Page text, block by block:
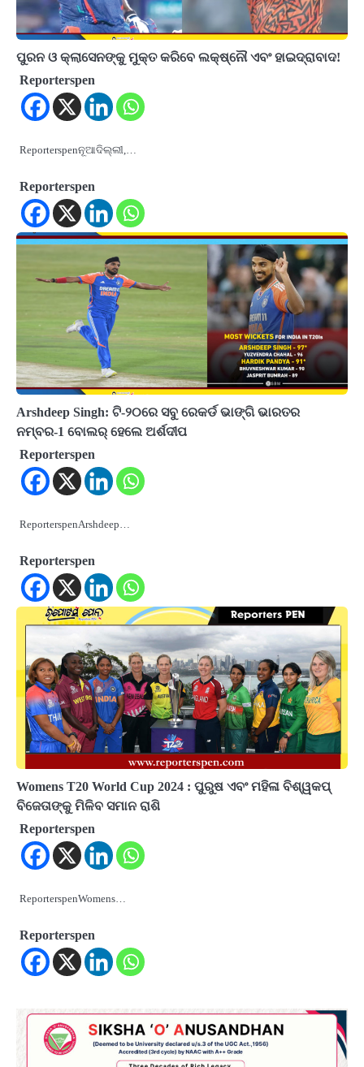
ପୁରନ ଓ କ୍ଲାସେନଙ୍କୁ ମୁକ୍ତ କରିବେ ଲକ୍ଷ୍ନୌ ଏବଂ ହାଇଦ୍ରାବାଦ!
Reporterspen
Reporterspenନୂଆଦିଲ୍ଲୀ,…
Reporterspen
Arshdeep Singh: ଟି-୨୦ରେ ସବୁ ରେକର୍ଡ ଭାଙ୍ଗି ଭାରତର
ନମ୍ବର-1 ବୋଲର୍ ହେଲେ ଅର୍ଶଦୀପ
Reporterspen
ReporterspenArshdeep…
Reporterspen
Womens T20 World Cup 2024 : ପୁରୁଷ ଏବଂ ମହିଳା ବିଶ୍ୱକପ୍
ବିଜେତାଙ୍କୁ ମିଳିବ ସମାନ ରାଶି
Reporterspen
ReporterspenWomens…
Reporterspen